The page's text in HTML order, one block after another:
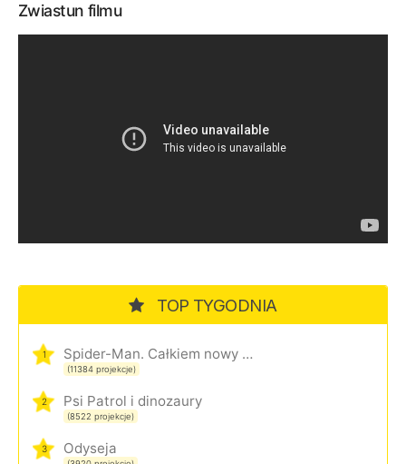
Zwiastun filmu
TOP TYGODNIA
1 Spider-Man. Całkiem nowy dzień
(11384 projekcje)
2 Psi Patrol i dinozaury
(8522 projekcje)
3 Odyseja